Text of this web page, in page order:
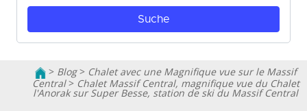
> Blog> Chalet avec une Magnifique vue sur le Massif
Central> Chalet Massif Central, magnifique vue du Chalet
l'Anorak sur Super Besse, station de ski du Massif Central